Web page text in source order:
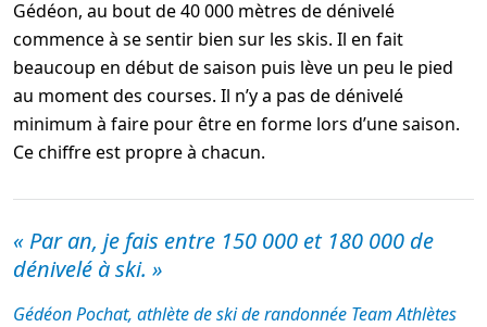
Gédéon, au bout de 40 000 mètres de dénivelé
commence à se sentir bien sur les skis. Il en fait
beaucoup en début de saison puis lève un peu le pied
au moment des courses. Il n’y a pas de dénivelé
minimum à faire pour être en forme lors d’une saison.
Ce chiffre est propre à chacun.
« Par an, je fais entre 150 000 et 180 000 de
dénivelé à ski. »
Gédéon Pochat, athlète de ski de randonnée Team Athlètes